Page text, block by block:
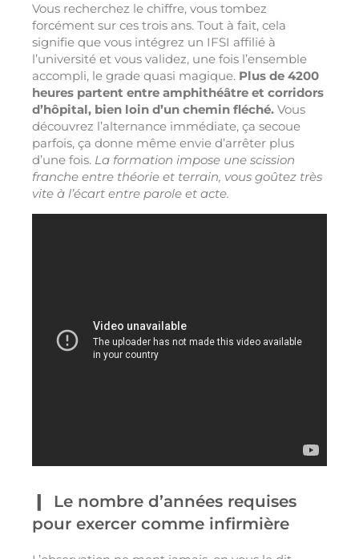
Vous recherchez le chiffre, vous tombez
forcément sur ces trois ans. Tout à fait, cela
signifie que vous intégrez un IFSI affilié à
l’université et vous validez, une fois l’ensemble
accompli, le grade quasi magique. Plus de 4200
heures partent entre amphithéâtre et corridors
d’hôpital, bien loin d’un chemin fléché. Vous
découvrez l’alternance immédiate, ça secoue
parfois, ça donne même envie d’arrêter plus
d’une fois. La formation impose une scission
franche entre théorie et terrain, vous goûtez très
vite à l’écart entre parole et acte.
Le nombre d’années requises
pour exercer comme infirmière